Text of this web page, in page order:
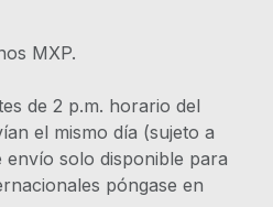
MXP.
IVA
de 2 p.m. horario del
el mismo día (sujeto a
envío solo disponible para
póngase en